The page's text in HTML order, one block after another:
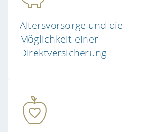
Altersvorsorge und die
Möglichkeit einer
Direktversicherung